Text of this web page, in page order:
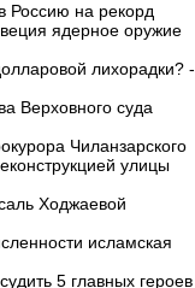
Россию на рекорд
ядерное оружие
лихорадки? -
Верховного суда
Чиланзарского
улицы
Ходжаевой
исламская
5 главных героев